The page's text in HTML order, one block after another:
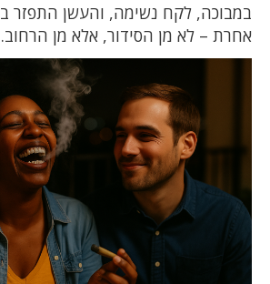
במבוכה, לקח נשימה, והעשן התפזר
אחרת – לא מן הסידור, אלא מן הרחוב.